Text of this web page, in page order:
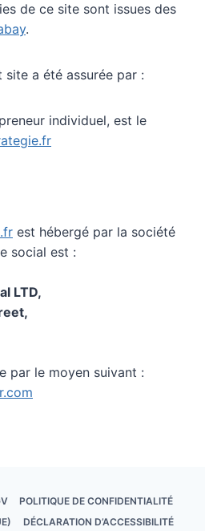
de ce site sont issues des
.
a été assurée par :
individuel, est le
est hébergé par la société
social est :
LTD,
par le moyen suivant :
POLITIQUE DE CONFIDENTIALITÉ
DÉCLARATION D’ACCESSIBILITÉ